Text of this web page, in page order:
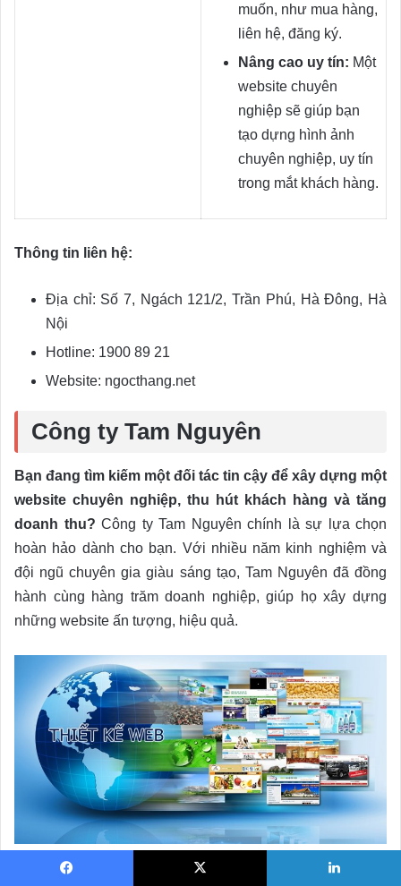
muốn, như mua hàng,
liên hệ, đăng ký.
Nâng cao uy tín: Một
website chuyên
nghiệp sẽ giúp bạn
tạo dựng hình ảnh
chuyên nghiệp, uy tín
trong mắt khách hàng.
Thông tin liên hệ:
Địa chỉ: Số 7, Ngách 121/2, Trần Phú, Hà Đông, Hà
Nội
Hotline: 1900 89 21
Website: ngocthang.net
Công ty Tam Nguyên
Bạn đang tìm kiếm một đối tác tin cậy để xây dựng một
website chuyên nghiệp, thu hút khách hàng và tăng
doanh thu? Công ty Tam Nguyên chính là sự lựa chọn
hoàn hảo dành cho bạn. Với nhiều năm kinh nghiệm và
đội ngũ chuyên gia giàu sáng tạo, Tam Nguyên đã đồng
hành cùng hàng trăm doanh nghiệp, giúp họ xây dựng
những website ấn tượng, hiệu quả.
Tam Nguyên – Tiên phong thiết kế website chuẩn SEO, nâng tầm
thương hiệu